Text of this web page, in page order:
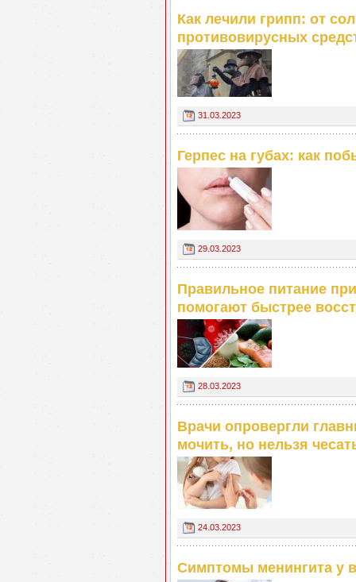
Как лечили грипп: от
противовирусных
31.03.2023
Герпес на губах: как
29.03.2023
Правильное питание
помогают быстрее
28.03.2023
Врачи опровергли
мочить, но нельзя
24.03.2023
Симптомы менингита у